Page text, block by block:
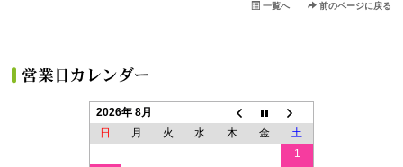
一覧へ 前のページに戻る
2026年 8月
日
月 火 水 木 金
土
1